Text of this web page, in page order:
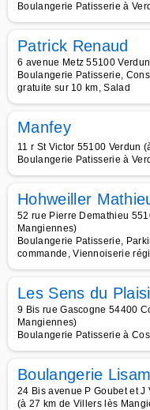
Boulangerie Patisserie à
Patrick Renaud
6 avenue Metz 55100
Boulangerie Patisserie,
gratuite sur 10 km, Salad
Manfey
11 r St Victor 55100 Verdun
Boulangerie Patisserie à
Hohweiller
52 rue Pierre Demathieu
Mangiennes)
Boulangerie Patisserie,
commande, Viennoiserie
Les Sens du
9 Bis rue Gascogne 54400
Mangiennes)
Boulangerie Patisserie à
Boulangerie
24 Bis avenue P Goubet et
(à 27 km de Villers lès